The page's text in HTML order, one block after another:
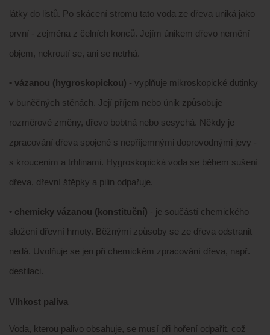
látky do listů. Po skácení stromu tato voda ze dřeva uniká jako
první - zejména z čelních konců. Jejím únikem dřevo nemění
objem, nekroutí se, ani se netrhá.
• vázanou (hygroskopickou) - vyplňuje mikroskopické dutinky
v buněčných stěnách. Její příjem nebo únik způsobuje
rozměrové změny, dřevo bobtná nebo sesychá. Někdy je
zpracování dřeva spojené s nepříjemnými doprovodnými jevy -
s kroucením a trhlinami. Hygroskopická voda se během sušení
dřeva, dřevní štěpky a pilin odpařuje.
• chemicky vázanou (konstituční) - je součástí chemického
složení dřevní hmoty. Běžnými způsoby se ze dřeva odstranit
nedá. Uvolňuje se jen při chemickém zpracování dřeva, např.
destilaci.
Vlhkost paliva
Voda, kterou palivo obsahuje, se musí při hoření odpařit, což